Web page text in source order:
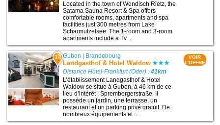
Located in the town of Wendisch Rietz, the
Satama Sauna Resort & Spa offers
comfortable rooms, apartments and spa
facilities just 300 metres from Lake
Scharmutzelsee. The 1-room and 3-room
apartments include a Tv ...
14 Guben Brandebourg
Landgasthof & Hotel Waldow
Distance Hôtel-Frankfurt (Oder) :41km
L’établissement Landgasthof & Hotel
Waldow se situe à Guben, à 46 km de ce
lieu d’intérêt : Sprembergerstraße. Il
possède un jardin, une terrasse, un
restaurant et un parking privé gratuit. De
nombreux équipements et ...
VOIR
L'OFFRE